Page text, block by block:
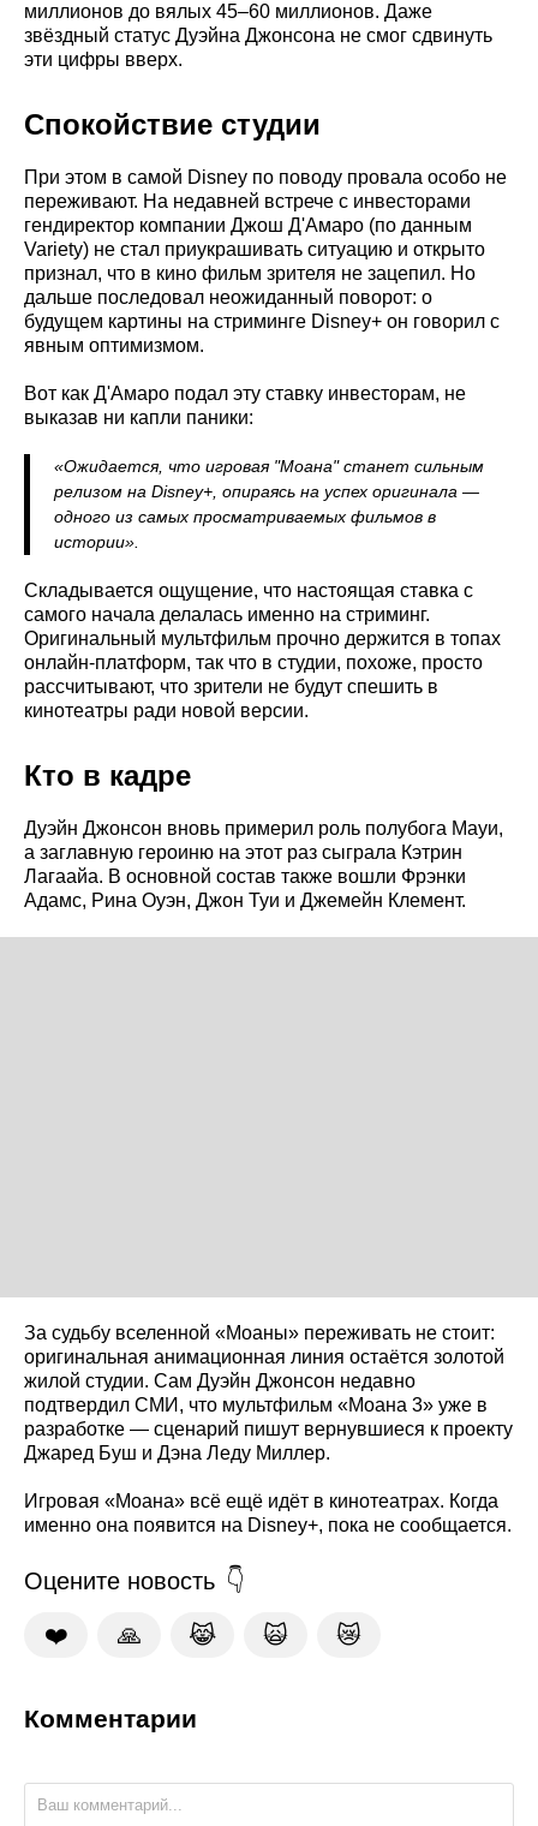
миллионов до вялых 45–60 миллионов. Даже
звёздный статус Дуэйна Джонсона не смог сдвинуть
эти цифры вверх.
Спокойствие студии
При этом в самой Disney по поводу провала особо не
переживают. На недавней встрече с инвесторами
гендиректор компании Джош Д'Амаро (по данным
Variety) не стал приукрашивать ситуацию и открыто
признал, что в кино фильм зрителя не зацепил. Но
дальше последовал неожиданный поворот: о
будущем картины на стриминге Disney+ он говорил с
явным оптимизмом.
Вот как Д'Амаро подал эту ставку инвесторам, не
выказав ни капли паники:
«Ожидается, что игровая "Моана" станет сильным
релизом на Disney+, опираясь на успех оригинала —
одного из самых просматриваемых фильмов в
истории».
Складывается ощущение, что настоящая ставка с
самого начала делалась именно на стриминг.
Оригинальный мультфильм прочно держится в топах
онлайн-платформ, так что в студии, похоже, просто
рассчитывают, что зрители не будут спешить в
кинотеатры ради новой версии.
Кто в кадре
Дуэйн Джонсон вновь примерил роль полубога Мауи,
а заглавную героиню на этот раз сыграла Кэтрин
Лагаайа. В основной состав также вошли Фрэнки
Адамс, Рина Оуэн, Джон Туи и Джемейн Клемент.
За судьбу вселенной «Моаны» переживать не стоит:
оригинальная анимационная линия остаётся золотой
жилой студии. Сам Дуэйн Джонсон недавно
подтвердил СМИ, что мультфильм «Моана 3» уже в
разработке — сценарий пишут вернувшиеся к проекту
Джаред Буш и Дэна Леду Миллер.
Игровая «Моана» всё ещё идёт в кинотеатрах. Когда
именно она появится на Disney+, пока не сообщается.
Оцените новость
❤️ 🙏 😹 🙀 😿
Комментарии